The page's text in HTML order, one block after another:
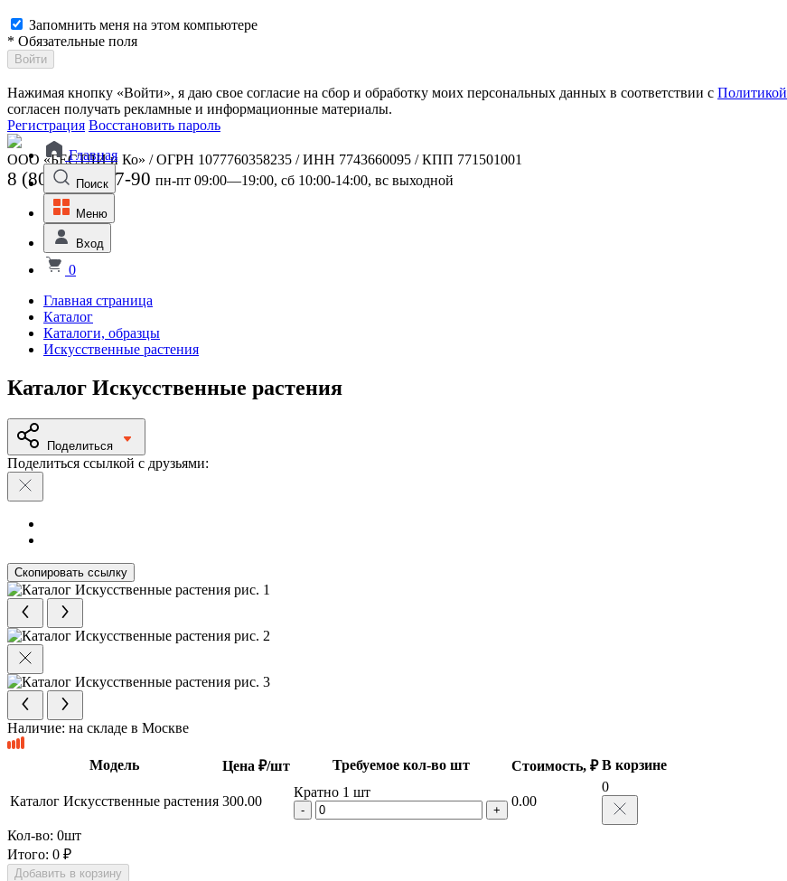
Запомнить меня на этом компьютере
* Обязательные поля
Войти
Нажимая кнопку «Войти», я даю свое согласие на сбор и обработку моих персональных данных в соответствии с Политикой
согласен получать рекламные и информационные материалы.
Регистрация Восстановить пароль
ООО «БЕСТЛИ и Ко» / ОГРН 1077760358235 / ИНН 7743660095 / КПП 771501001
8 (800) 301-07-90 пн-пт 09:00—19:00, сб 10:00-14:00, вс выходной
Главная
Поиск
Меню
Вход
0
Главная страница
Каталог
Каталоги, образцы
Искусственные растения
Каталог Искусственные растения
Поделиться
Поделиться ссылкой с друзьями:
Скопировать ссылку
Наличие: на складе в Москве
Модель Цена ₽/шт Требуемое кол-во шт Стоимость, ₽ В корзине
Каталог Искусственные растения 300.00
Кратно 1 шт
- +
0.00
0
Кол-во: 0шт
Итого: 0 ₽
Добавить в корзину